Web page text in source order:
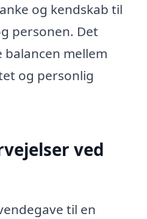
og kendskab til
personen. Det
mellem
og personlig
ved
til en